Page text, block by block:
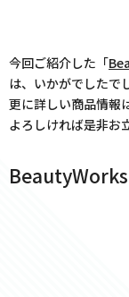
今回ご紹介した「
は、いかがでしたで
更に詳しい商品情報
よろしければ是非お